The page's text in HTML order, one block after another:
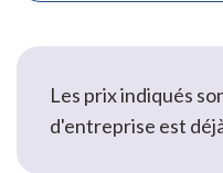
Les prix indiqués
d'entreprise est